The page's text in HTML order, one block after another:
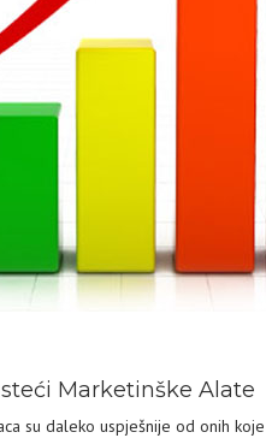
Marketinške Alate
su daleko uspješnije od onih